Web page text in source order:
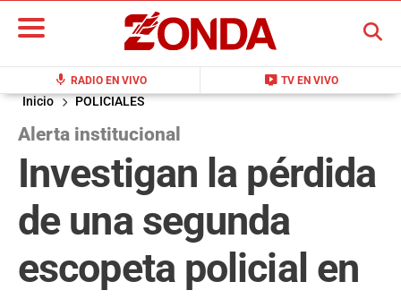
mic RADIO EN VIVO live_tv TV EN VIVO
BUSCAR
Inicio POLICIALES
Alerta institucional
Investigan la pérdida
de una segunda
escopeta policial en